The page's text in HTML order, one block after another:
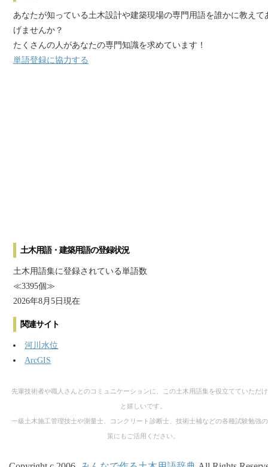
あなたが知っている土木設計や建築現場の専門用語を誰かに教えて
げませんか？
たくさんの人があなたの専門知識を求めています！
単語登録に協力する
土木用語・建築用語の登録状況
土木用語集に登録されている単語数
≪3395個≫
2026年8月5日現在
関連サイト
河川水位
ArcGIS
先輩技術者や職人さんとのコミュニケーションに、この土木用語集を役立てていただ
と嬉しいです。
一級土木施工管理技士や測量士、コンクリート診断士、技術士補などの各種試験勉強
策にもご活用ください。